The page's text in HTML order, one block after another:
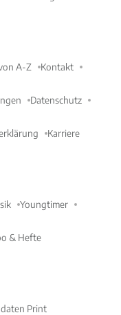
A-Z Kontakt
Datenschutz
Karriere
Youngtimer
& Hefte
Print